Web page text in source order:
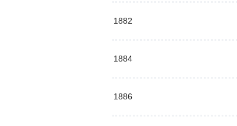
1882
1884
1886